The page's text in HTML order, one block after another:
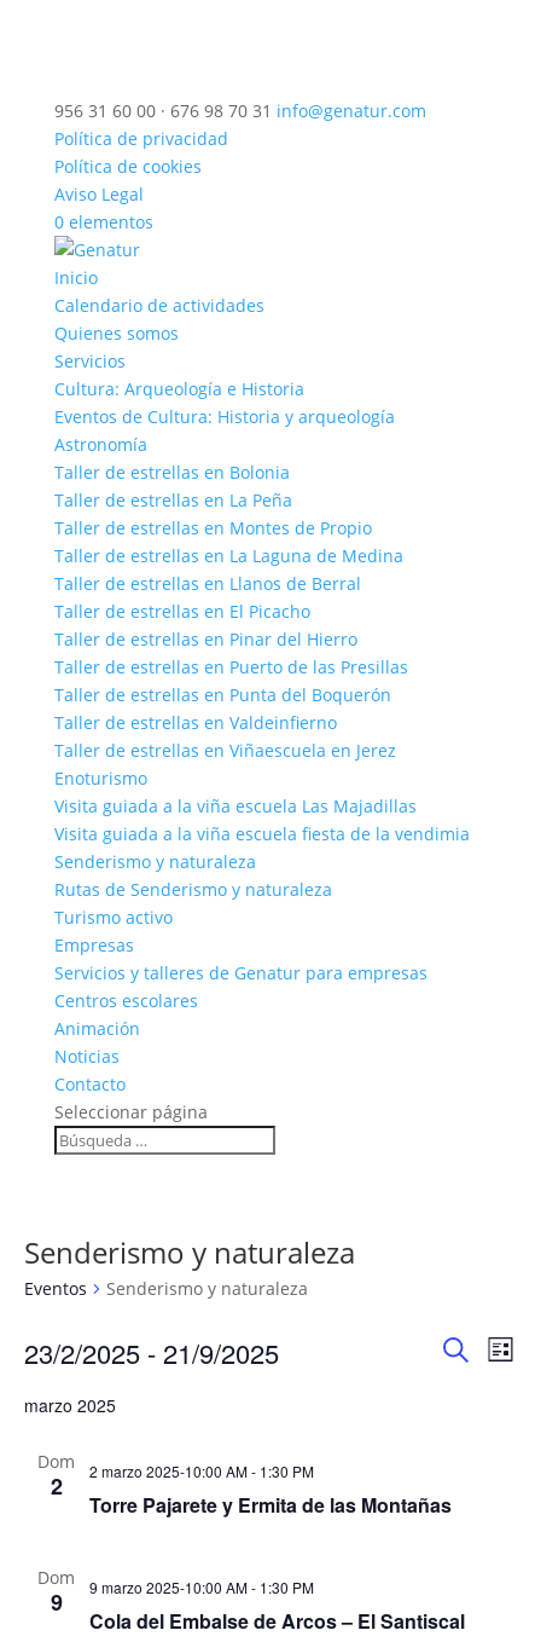
956 31 60 00 · 676 98 70 31 info@genatur.com
Política de privacidad
Política de cookies
Aviso Legal
0 elementos
Inicio
Calendario de actividades
Quienes somos
Servicios
Cultura: Arqueología e Historia
Eventos de Cultura: Historia y arqueología
Astronomía
Taller de estrellas en Bolonia
Taller de estrellas en La Peña
Taller de estrellas en Montes de Propio
Taller de estrellas en La Laguna de Medina
Taller de estrellas en Llanos de Berral
Taller de estrellas en El Picacho
Taller de estrellas en Pinar del Hierro
Taller de estrellas en Puerto de las Presillas
Taller de estrellas en Punta del Boquerón
Taller de estrellas en Valdeinfierno
Taller de estrellas en Viñaescuela en Jerez
Enoturismo
Visita guiada a la viña escuela Las Majadillas
Visita guiada a la viña escuela fiesta de la vendimia
Senderismo y naturaleza
Rutas de Senderismo y naturaleza
Turismo activo
Empresas
Servicios y talleres de Genatur para empresas
Centros escolares
Animación
Noticias
Contacto
Seleccionar página
Senderismo y naturaleza
Eventos Senderismo y naturaleza
de
de
Lista
23/2/2025 - 21/9/2025
fecha.
marzo 2025
Dom
2 2 marzo 2025-10:00 AM- 1:30 PM
Torre Pajarete y Ermita de las Montañas
Dom
9 9 marzo 2025-10:00 AM- 1:30 PM
Cola del Embalse de Arcos – El Santiscal